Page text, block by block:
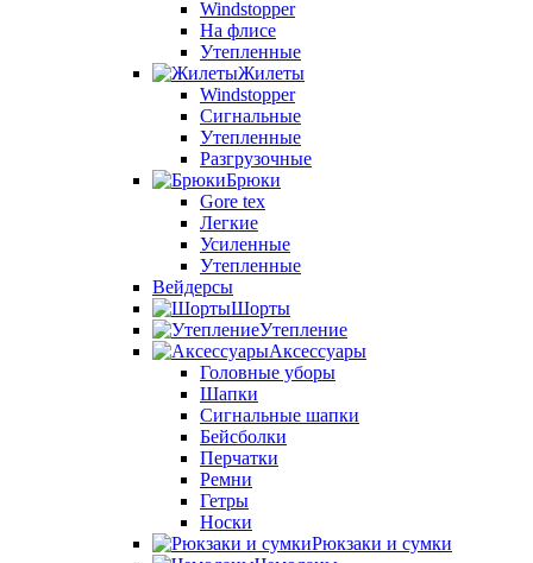
Windstopper
На флисе
Утепленные
Жилеты
Windstopper
Сигнальные
Утепленные
Разгрузочные
Брюки
Gore tex
Легкие
Усиленные
Утепленные
Вейдерсы
Шорты
Утепление
Аксессуары
Головные уборы
Шапки
Сигнальные шапки
Бейсболки
Перчатки
Ремни
Гетры
Носки
Рюкзаки и сумки